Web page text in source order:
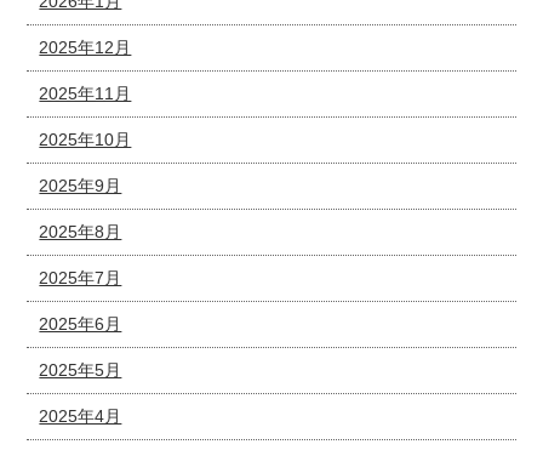
2025年12月
2025年11月
2025年10月
2025年9月
2025年8月
2025年7月
2025年6月
2025年5月
2025年4月